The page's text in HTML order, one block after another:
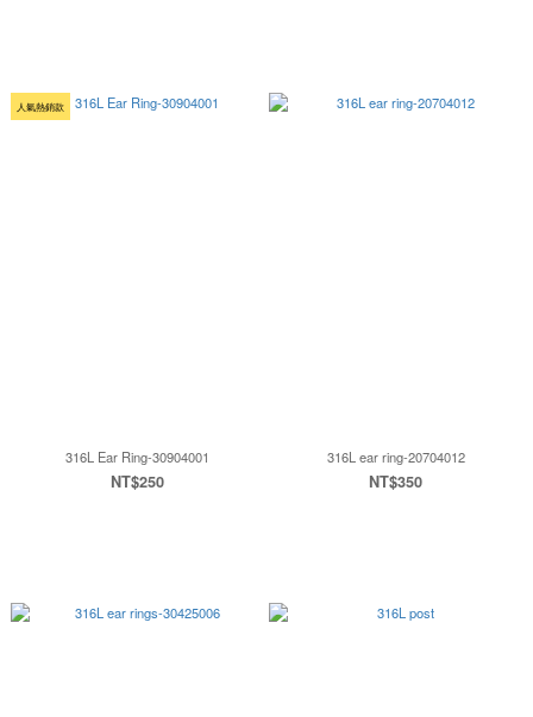
人氣熱銷款
316L Ear Ring-30904001
NT$250
316L ear ring-20704012
NT$350